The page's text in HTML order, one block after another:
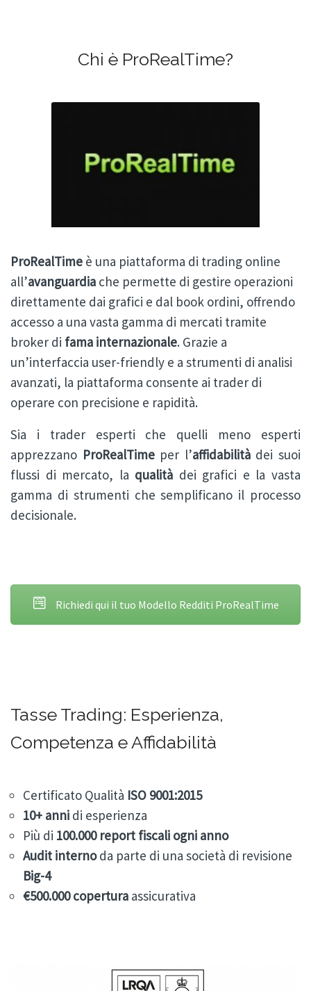
Chi è ProRealTime?
ProRealTime è una piattaforma di trading online
all’avanguardia che permette di gestire operazioni
direttamente dai grafici e dal book ordini, offrendo
accesso a una vasta gamma di mercati tramite
broker di fama internazionale. Grazie a
un’interfaccia user-friendly e a strumenti di analisi
avanzati, la piattaforma consente ai trader di
operare con precisione e rapidità.
Sia i trader esperti che quelli meno esperti
apprezzano ProRealTimeper l’affidabilitàdei suoi
flussi di mercato, la qualità dei grafici e la vasta
gamma di strumenti che semplificano il processo
decisionale.
Richiedi qui il tuo Modello Redditi ProRealTime
Tasse Trading: Esperienza,
Competenza e Affidabilità
Certificato Qualità ISO 9001:2015
10+ anni di esperienza
Più di 100.000report fiscali ogni anno
Audit internoda parte di una società di revisione
Big-4
€500.000 copertura assicurativa